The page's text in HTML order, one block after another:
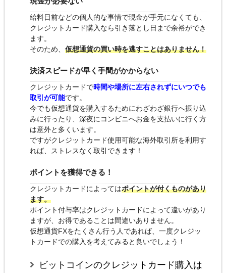
給料日前などの個人的な事情で現金が手元になくても、
クレジットカード購入なら引き落とし日まで余裕ができ
ます。
そのため、 仮想通貨の買い時を逃すことはありません！
決済スピードが早く手間がかからない
クレジットカードで時間や場所に左右されずにいつでも
取引が可能です。
今でも仮想通貨を購入するためにわざわざ銀行へ振り込
みに行ったり、深夜にコンビニへお金を支払いに行く方
は意外と多くいます。
ですがクレジットカード使用可能な海外取引所を利用す
れば、ストレスなく取引できます！
ポイントを獲得できる！
クレジットカードによってはポイントが付くものがあり
ます。
ポイント付与率はクレジットカードによって違いがあり
ますが、お得であることは間違いありません。
仮想通貨FXをたくさん行う人であれば、一度クレジッ
トカードでの購入を考えてみると良いでしょう！
ビットコインのクレジットカード購入は